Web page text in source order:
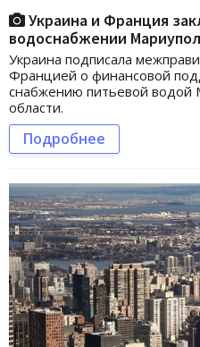
Украина и Франция
водоснабжении
Украина подписала
Францией о финансовой
снабжению питьевой водой
области.
Подробнее